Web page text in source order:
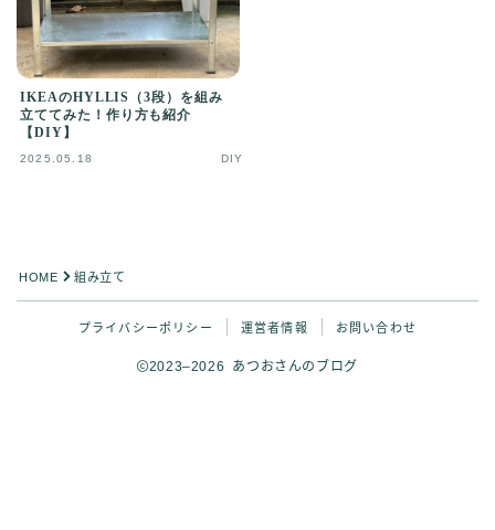
Follow Me
IKEAのHYLLIS（3段）を組み
立ててみた！作り方も紹介
【DIY】
2025.05.18 DIY
HOME 組み立て
プライバシーポリシー 運営者情報 お問い合わせ
2023–2026 あつおさんのブログ